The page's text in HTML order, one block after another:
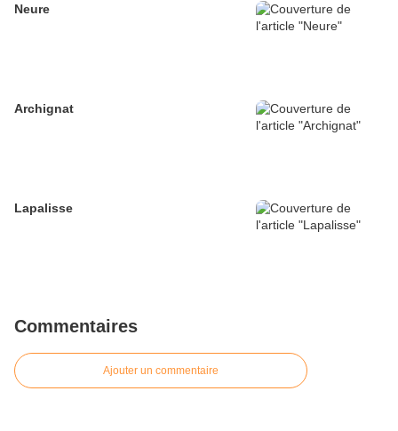
Neure
Archignat
Lapalisse
Commentaires
Ajouter un commentaire